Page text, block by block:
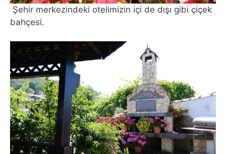
Şehir merkezindeki otelimizin içi de dışı gibi çiçek
bahçesi.